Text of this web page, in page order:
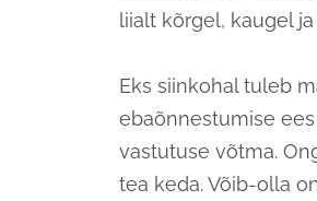
liialt kõrgel, kaugel
Eks siinkohal tuleb
ebaõnnestumise
vastutuse võtma.
tea keda. Võib-olla